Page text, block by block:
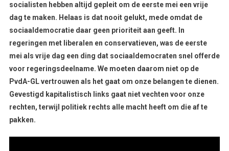
socialisten hebben altijd gepleit om de eerste mei een vrije
dag te maken. Helaas is dat nooit gelukt, mede omdat de
sociaaldemocratie daar geen prioriteit aan geeft. In
regeringen met liberalen en conservatieven, was de eerste
mei als vrije dag een ding dat sociaaldemocraten snel offerde
voor regeringsdeelname. We moeten daarom niet op de
PvdA-GL vertrouwen als het gaat om onze belangen te dienen.
Gevestigd kapitalistisch links gaat niet vechten voor onze
rechten, terwijl politiek rechts alle macht heeft om die af te
pakken.